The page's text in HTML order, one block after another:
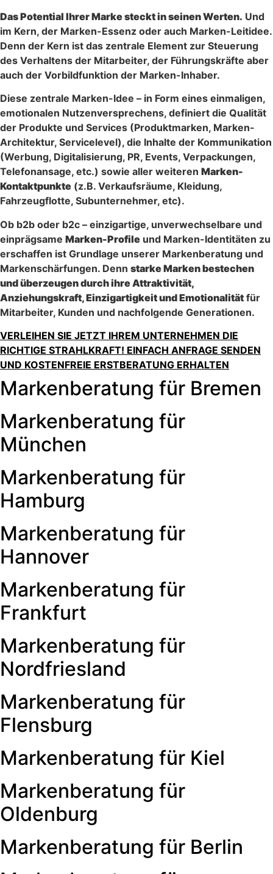
Das Potential Ihrer Marke steckt in seinen Werten. Und
im Kern, der Marken-Essenz oder auch Marken-Leitidee.
Denn der Kern ist das zentrale Element zur Steuerung
des Verhaltens der Mitarbeiter, der Führungskräfte aber
auch der Vorbildfunktion der Marken-Inhaber.
Diese zentrale Marken-Idee – in Form eines einmaligen,
emotionalen Nutzenversprechens, definiert die Qualität
der Produkte und Services (Produktmarken, Marken-
Architektur, Servicelevel), die Inhalte der Kommunikation
(Werbung, Digitalisierung, PR, Events, Verpackungen,
Telefonansage, etc.) sowie aller weiteren Marken-
Kontaktpunkte (z.B. Verkaufsräume, Kleidung,
Fahrzeugflotte, Subunternehmer, etc).
Ob b2b oder b2c – einzigartige, unverwechselbare und
einprägsame Marken-Profile und Marken-Identitäten zu
erschaffen ist Grundlage unserer Markenberatung und
Markenschärfungen. Denn starke Marken bestechen
und überzeugen durch ihre Attraktivität,
Anziehungskraft, Einzigartigkeit und Emotionalität für
Mitarbeiter, Kunden und nachfolgende Generationen.
VERLEIHEN SIE JETZT IHREM UNTERNEHMEN DIE
RICHTIGE STRAHLKRAFT! EINFACH ANFRAGE SENDEN
UND KOSTENFREIE ERSTBERATUNG ERHALTEN
Markenberatung für Bremen
Markenberatung für
München
Markenberatung für
Hamburg
Markenberatung für
Hannover
Markenberatung für
Frankfurt
Markenberatung für
Nordfriesland
Markenberatung für
Flensburg
Markenberatung für Kiel
Markenberatung für
Oldenburg
Markenberatung für Berlin